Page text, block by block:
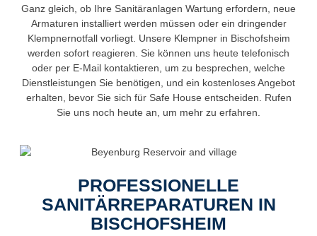
Ganz gleich, ob Ihre Sanitäranlagen Wartung erfordern, neue
Armaturen installiert werden müssen oder ein dringender
Klempnernotfall vorliegt. Unsere Klempner in Bischofsheim
werden sofort reagieren. Sie können uns heute telefonisch
oder per E-Mail kontaktieren, um zu besprechen, welche
Dienstleistungen Sie benötigen, und ein kostenloses Angebot
erhalten, bevor Sie sich für Safe House entscheiden. Rufen
Sie uns noch heute an, um mehr zu erfahren.
PROFESSIONELLE
SANITÄRREPARATUREN IN
BISCHOFSHEIM